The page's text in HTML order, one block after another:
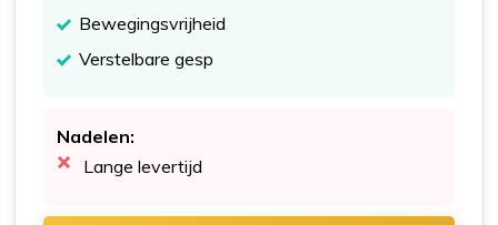
Bewegingsvrijheid
Verstelbare gesp
Nadelen:
Lange levertijd